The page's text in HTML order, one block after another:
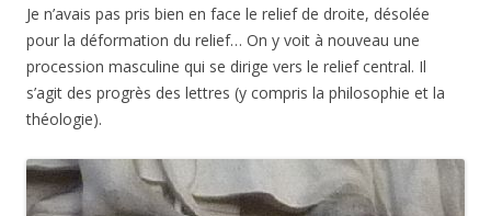
Je n’avais pas pris bien en face le relief de droite, désolée
pour la déformation du relief… On y voit à nouveau une
procession masculine qui se dirige vers le relief central. Il
s’agit des progrès des lettres (y compris la philosophie et la
théologie).